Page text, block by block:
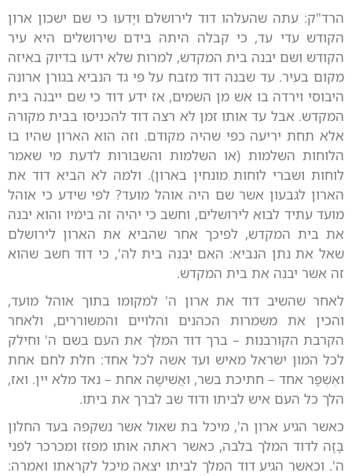
הרד"ק: עתה שהעלהו דוד לירושלם ויָדעו כי שם ישכון ארון
הקודש עדי עד, כי קבלה היתה בידם שירושלים היא עיר
הקודש ושם יבנה בית המקדש, למרות שלא ידעו בדיוק באיזה
מקום בעיר. עד שבנה דוד מזבח על פי גד הנביא בגורן ארונה
היבוסי וירדה בו אש מן השמים, אז ידע דוד כי שם ייבנה בית
המקדש. אבל עד אותו זמן לא רצה דוד להכניסו בבית מקורה
אלא תחת יריעה כפי שהיה מקודם. וזה הוא הארון שהיו בו
הלוחות השלמות (או השלמות והשבורות לדעת מי שאמר
לוחות ושברי לוחות מונחין בארון). ולמה לא הביא דוד את
הארון לגבעון אשר שם היה אוהל מועד? לפי שידע כי אוהל
מועד עתיד לבוא לירושלים, וחשב כי יהיה זה בימיו והוא יבנה
את בית המקדש, לפיכך אחר שהביא את הארון לירושלם
שאל את נתן הנביא: האם יִבְנֶה בית לה', כי דוד חשב שהוא
זה אשר יבנה את בית המקדש.
לאחר שהשיב דוד את ארון ה' למקומו בתוך אוהל מועד,
והכין את משמרות הכהנים והלויים והמשוררים, ולאחר
הקרבת הקורבנות – ברך דוד המלך את העם בשם ה' וחילק
לכל המון ישראל מאיש ועד אשה לכל אחד: חלת לחם אחת
ואֶשְׁפָּר אחד – חתיכת בשר, ואֲשִׁישָׁה אחת – נאד מלא יין. ואז,
הלך כל העם איש לביתו ודוד שב לברך את ביתו.
כאשר הגיע ארון ה', מיכל בת שאול אשר נשקפה בעד החלון
בָּזָה לדוד המלך בלבה, כאשר ראתה אותו מפזז ומכרכר לפני
ה'. וכאשר הגיע דוד המלך לביתו יצאה מיכל לקראתו ואמרה: